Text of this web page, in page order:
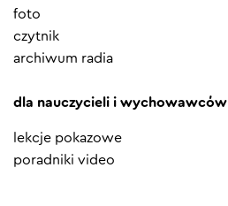
foto
czytnik
archiwum radia
dla nauczycieli i wychowawców
lekcje pokazowe
poradniki video